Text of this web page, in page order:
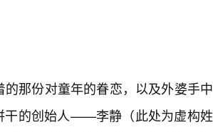
那份对童年的眷恋，以及外婆手中
干的创始人——李静（此处为虚构姓